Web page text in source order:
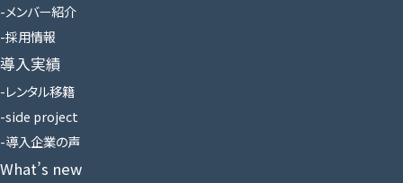
メンバー紹介
採用情報
導入実績
レンタル移籍
side project
導入企業の声
What’s new